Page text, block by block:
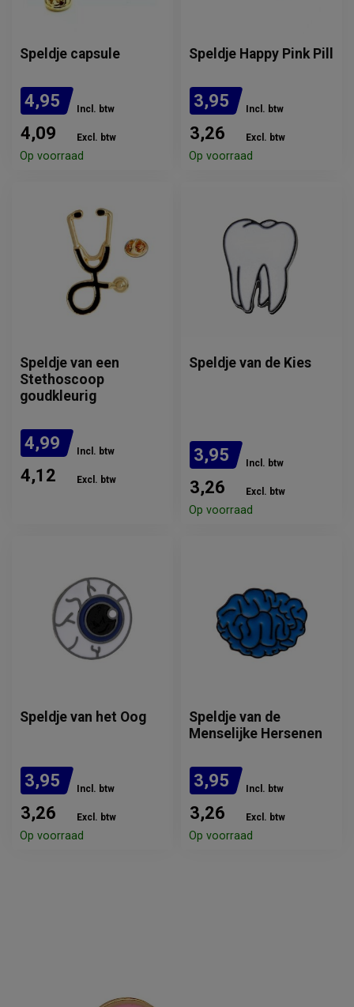
Speldje capsule
4,95 Incl. btw
4,09 Excl. btw
Op voorraad
Speldje Happy Pink Pill
3,95 Incl. btw
3,26 Excl. btw
Op voorraad
Speldje van een
Stethoscoop
goudkleurig
4,99 Incl. btw
4,12 Excl. btw
Speldje van de Kies
3,95 Incl. btw
3,26 Excl. btw
Op voorraad
Speldje van het Oog
3,95 Incl. btw
3,26 Excl. btw
Op voorraad
Speldje van de
Menselijke Hersenen
3,95 Incl. btw
3,26 Excl. btw
Op voorraad